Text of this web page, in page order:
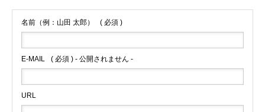
名前（例：山田 太郎） ( 必須 )
E-MAIL ( 必須 ) - 公開されません -
URL